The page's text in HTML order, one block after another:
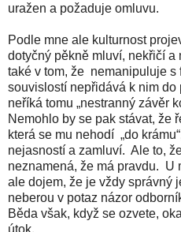
uražen a požaduje omluvu.
Podle mne ale kulturnost
dotyčný pěkně mluví, nekřičí
také v tom, že nemanipuluje s
souvislostí nepřidává k nim do
neříká tomu „nestranný závěr
Nemohlo by se pak stávat, že
která se mu nehodí „do
nejasností a zamluví. Ale to,
neznamená, že má pravdu. U
ale dojem, že je vždy správný
neberou v potaz názor
Běda však, když se ozvete,
útok.